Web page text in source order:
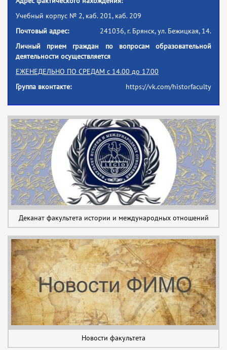
Учебный корпус № 2, каб. 201, каб. 209
Почтовый адрес:
241036, г. Брянск, ул. Бежицкая, 14.
Личный прием граждан по вопросам образовательной
деятельности осуществляется
ЕЖЕНЕДЕЛЬНО ПО СРЕДАМ с 14.00 до 17.00
Группа вконтакте:
https://vk.com/historfaculty
Деканат факультета истории и международных отношений
Новости факультета